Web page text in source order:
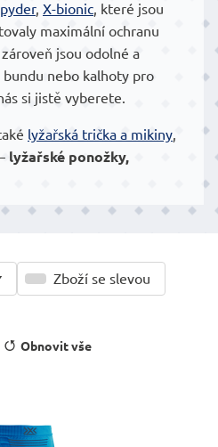
, X-bionic, které jsou
maximální ochranu
jsou odolné a
nebo kalhoty pro
si jistě vyberete.
lyžařská trička a mikiny,
lyžařské ponožky,
Zboží se slevou
Obnovit vše